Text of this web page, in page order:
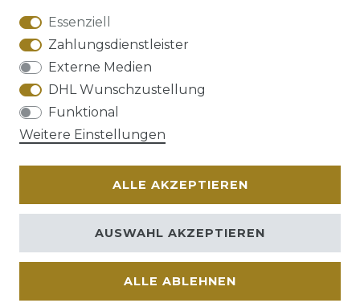
Widerrufs­recht
© Copyright 2026 | Alle Rechte vorbehalten.
Essenziell
Zahlungsdienstleister
Externe Medien
DHL Wunschzustellung
Funktional
Weitere Einstellungen
ALLE AKZEPTIEREN
ALLE ABLEHNEN
AUSWAHL AKZEPTIEREN